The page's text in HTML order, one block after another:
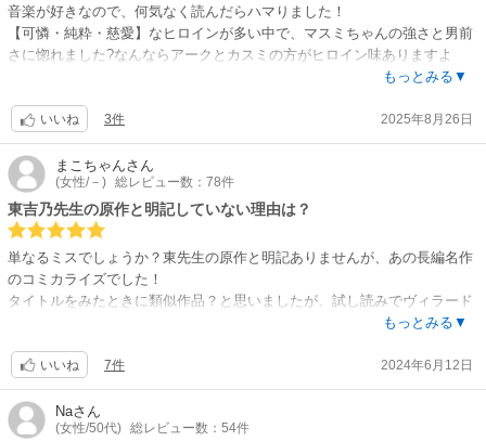
音楽が好きなので、何気なく読んだらハマりました！
【可憐・純粋・慈愛】なヒロインが多い中で、マスミちゃんの強さと男前
さに惚れました?なんならアークとカスミの方がヒロイン味ありますよ
そして背景の書き込みがすごく綺麗！美しい！！✨最近の異世界もの（少
女マンガ寄り）の中では群を抜いて背景書き込みがすごいと思います。背
景からキャラの雰囲気や気持ちも伝わってきて、物語への没入感がすごい
です！！
味変な異世界もの好きな人は絶対読むべし！
コミック買います！
もっとみる▼
いいね 3件 2025年8月26日
まこちゃんさん
(女性/－) 総レビュー数：78件
東吉乃先生の原作と明記していない理由は？
単なるミスでしょうか？東先生の原作と明記ありませんが、あの長編名作
のコミカライズでした！
タイトルをみたときに類似作品？と思いましたが、試し読みでヴィラード
とでてきたのと、表紙画像には東先生原作とかいてありました。テキスト
さて、コミカライズですが、絵がとても綺麗です。ヴァイオリンと音楽の
描写が丁寧にされていて満足度が高いです！
まだ序盤も序盤ですが、ここからの長きストーリーを丁寧に紡いでいって
ほしいです。
もっとみる▼
いいね 7件 2024年6月12日
Naさん
(女性/50代) 総レビュー数：54件